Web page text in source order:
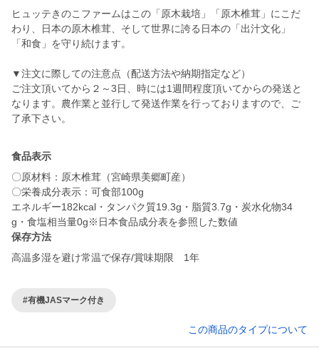
ヒュッテきのこファームはこの「原木栽培」「原木椎茸」にこだ
わり、日本の原木椎茸、そして世界に誇る日本の「出汁文化」
「和食」を守り続けます。
▼注文に際しての注意点（配送方法や納期指定など）
ご注文頂いてから２～3日、時には1週間程度頂いてからの発送と
なります。農作業と並行して発送作業を行っておりますので、ご
了承下さい。
食品表示
〇原材料：原木椎茸（宮崎県美郷町産）
〇栄養成分表示：可食部100g
エネルギー182kcal・タンパク質19.3g・脂質3.7g・炭水化物34
保存方法
高温多湿を避け常温で保存/賞味期限 1年
#有機JASマーク付き
この商品のタイプについて